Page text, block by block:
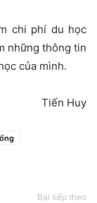
chi phí du học
những thông tin
của mình.
Tiến Huy
Bài tiếp theo